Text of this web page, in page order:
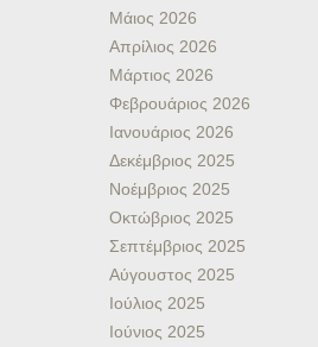
Μάιος 2026
Απρίλιος 2026
Μάρτιος 2026
Φεβρουάριος 2026
Ιανουάριος 2026
Δεκέμβριος 2025
Νοέμβριος 2025
Οκτώβριος 2025
Σεπτέμβριος 2025
Αύγουστος 2025
Ιούλιος 2025
Ιούνιος 2025